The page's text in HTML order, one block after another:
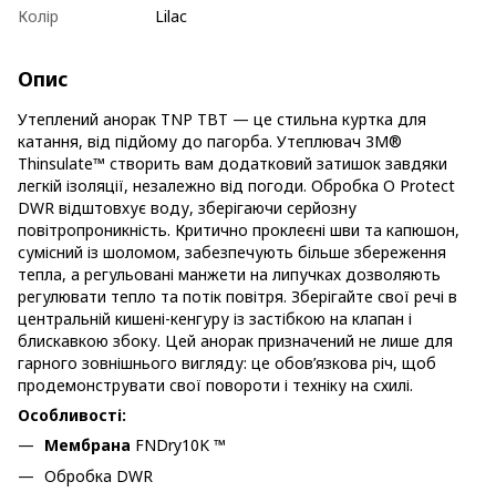
Колір
Lilac
Опис
Утеплений анорак TNP TBT — це стильна куртка для
катання, від підйому до пагорба. Утеплювач 3M®
Thinsulate™ створить вам додатковий затишок завдяки
легкій ізоляції, незалежно від погоди. Обробка O Protect
DWR відштовхує воду, зберігаючи серйозну
повітропроникність. Критично проклеєні шви та капюшон,
сумісний із шоломом, забезпечують більше збереження
тепла, а регульовані манжети на липучках дозволяють
регулювати тепло та потік повітря. Зберігайте свої речі в
центральній кишені-кенгуру із застібкою на клапан і
блискавкою збоку. Цей анорак призначений не лише для
гарного зовнішнього вигляду: це обов’язкова річ, щоб
продемонструвати свої повороти і техніку на схилі.
Особливості:
Мембрана FNDry10K ™
Обробка DWR